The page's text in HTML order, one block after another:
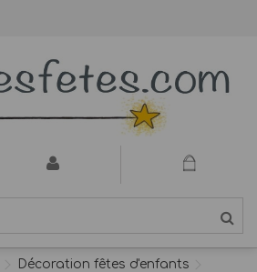
Décoration fêtes d'enfants